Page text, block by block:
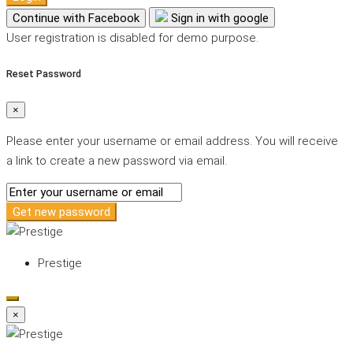
Continue with Facebook
Sign in with google
User registration is disabled for demo purpose.
Reset Password
×
Please enter your username or email address. You will receive
a link to create a new password via email.
Get new password
Prestige
×